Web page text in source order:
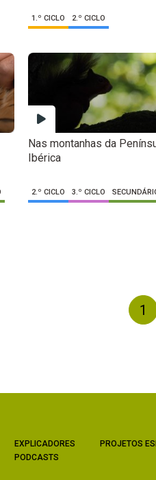
1.º CICLO 2.º CICLO
Nas montanhas da
Ibérica
2.º CICLO 3.º CICLO
1
EXPLICADORES
PODCASTS
PROJETOS